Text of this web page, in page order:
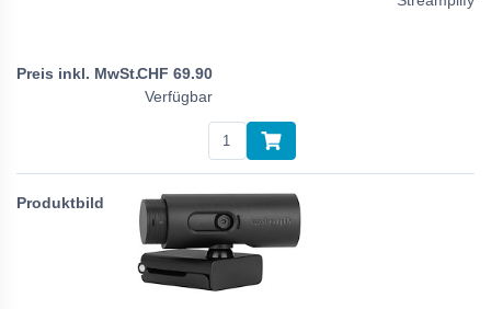
CHF 69.90
Verfügbar